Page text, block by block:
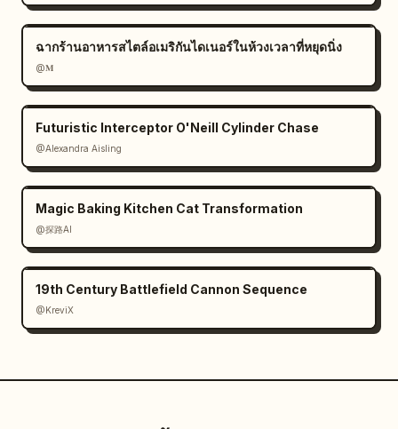
ฉากร้านอาหารสไตล์อเมริกันไดเนอร์ในห้วงเวลาที่หยุดนิ่ง
@𝐌
Futuristic Interceptor O'Neill Cylinder Chase
@Alexandra Aisling
Magic Baking Kitchen Cat Transformation
@探路AI
19th Century Battlefield Cannon Sequence
@KreviX